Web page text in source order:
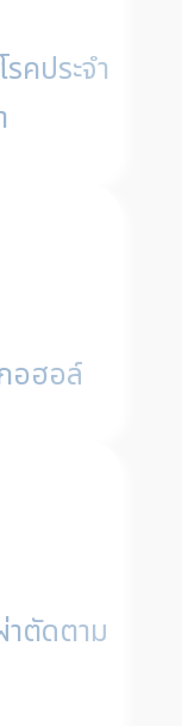
คประจำ
อฮอล์
าตัดตาม